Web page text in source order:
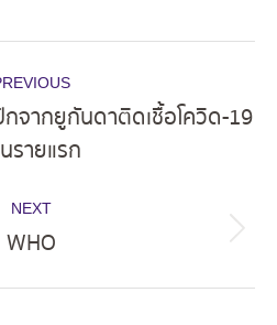
Previous
post:
ากยูกันดาติดเชื้อโควิด-19
รายแรก
NEXT
Next
WHO